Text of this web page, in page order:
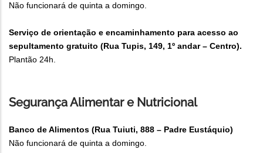
Não funcionará de quinta a domingo.
Serviço de orientação e encaminhamento para acesso ao
sepultamento gratuito (Rua Tupis, 149, 1º andar – Centro).
Plantão 24h.
Segurança Alimentar e Nutricional
Banco de Alimentos (Rua Tuiuti, 888 – Padre Eustáquio)
Não funcionará de quinta a domingo.